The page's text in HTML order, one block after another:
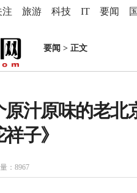
注 旅游 科技 IT 要闻
要闻 > 正文
汁原味的老北
子》
：8967